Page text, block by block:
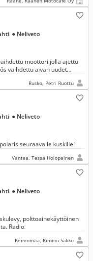
● Neliveto
moottori jolla ajettu
vaihdettu aivan uudet
Rusko, Petri Ruottu
● Neliveto
seuraavalle kuskille!
Vantaa, Tessa Holopainen
● Neliveto
polttoainekäyttöinen
Radio.
Keminmaa, Kimmo Sakko